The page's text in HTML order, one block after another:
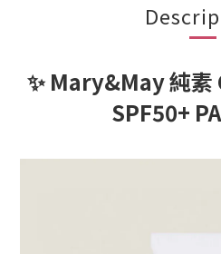
✨ Mary&May 純素
SPF50+